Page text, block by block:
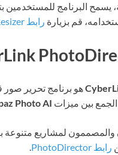
يسمح البرنامج للمستخدمين
قم بزيارة رابط Light Image Resizer
هو برنامج تحرير صور
الجمع بين ميزات Photo AI
لمشاريع متنوعة
رابط PhotoDirector